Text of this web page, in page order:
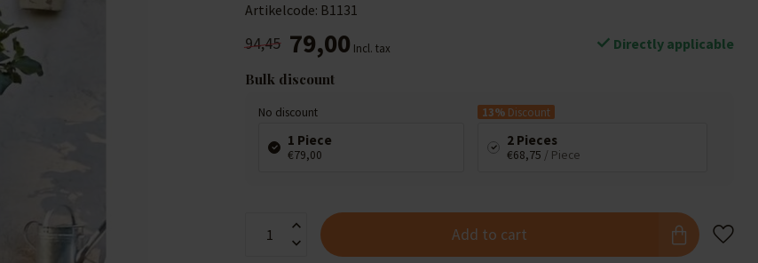
Artikelcode: B1131
94,45 79,00 Incl. tax Directly applicable
Bulk discount
No discount
1 Piece
€79,00
13% Discount
2 Pieces
€68,75 / Piece
Add to cart